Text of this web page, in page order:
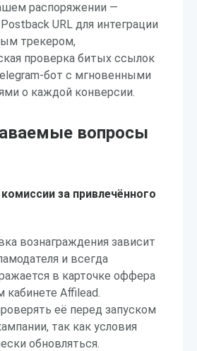
распоряжении —
URL для интеграции
трекером,
проверка битых ссылок
бот с мгновенными
о каждой конверсии.
вопросы
за привлечённого
вознаграждения зависит
и всегда
в карточке оффера
Affilead.
её перед запуском
так как условия
обновляться.